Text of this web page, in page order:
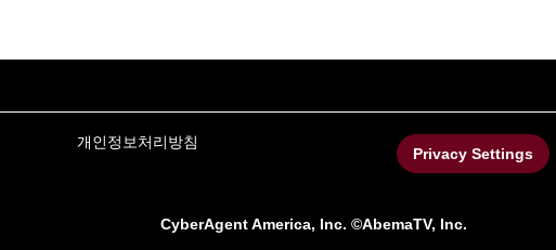
개인정보처리방침
Privacy Settings
CyberAgent America, Inc. ©AbemaTV, Inc.